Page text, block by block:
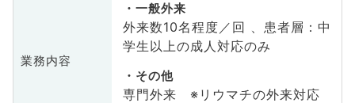
業務内容
一般外来
外来数10名程度／回 、患者層：中
学生以上の成人対応のみ
その他
専門外来 ※リウマチの外来対応